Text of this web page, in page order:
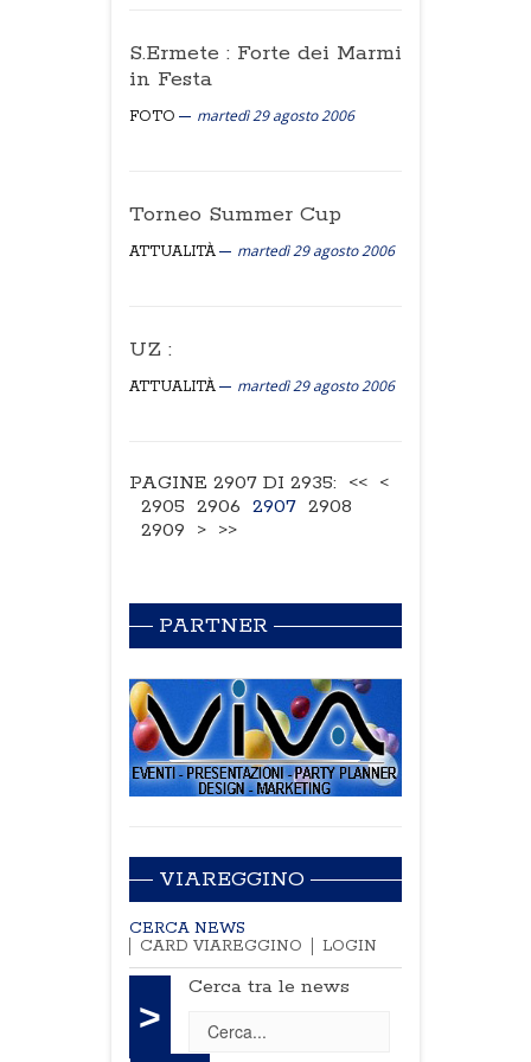
S.Ermete : Forte dei Marmi
in Festa
FOTO martedì 29 agosto 2006
Torneo Summer Cup
ATTUALITÀ martedì 29 agosto 2006
UZ :
ATTUALITÀ martedì 29 agosto 2006
PAGINE 2907 DI 2935: << <
2905 2906 2907 2908
2909 > >>
PARTNER
VIAREGGINO
CERCA NEWS
CARD VIAREGGINO
LOGIN
>
Cerca tra le news